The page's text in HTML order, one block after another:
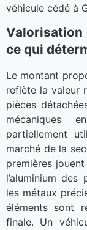
véhicule cédé à
Valorisation
ce qui
Le montant
reflète la valeur
pièces
mécaniques
partiellement
marché de la
premières
l’aluminium
les métaux
éléments sont
finale. Un